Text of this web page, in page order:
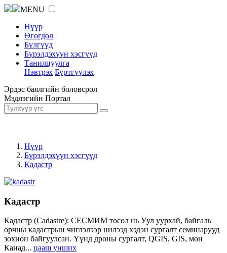
MENU
Нүүр
Өгөгдөл
Бүлгүүд
Бүрэлдэхүүн хэсгүүд
Танилцуулга
Нэвтрэх Бүртгүүлэх
Эрдэс баялгийн боловсрол
Мэдлэгийн Портал
Нүүр
Бүрэлдэхүүн хэсгүүд
Кадастр
Кадастр
Кадастр (Cadastre): СЕСМИМ төсөл нь Уул уурхай, байгаль
орчны кадастрын чиглэлээр нилээд хэдэн сургалт семинарууд
зохион байгуулсан. Үүнд дроны сургалт, QGIS, GIS, мөн
Канад... цааш унших